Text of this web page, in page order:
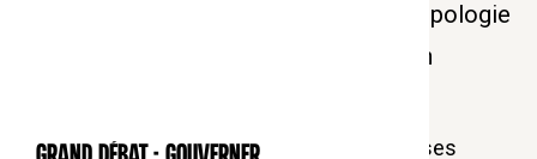
Stalla-Bourdillon : un parcours d'anthropologie
spirituelle pour éclairer le corps et son
Notre époque est habitée par de nombreuses